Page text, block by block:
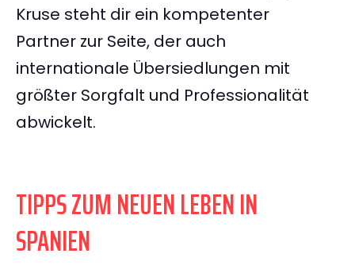
Kruse steht dir ein kompetenter
Partner zur Seite, der auch
internationale Übersiedlungen mit
größter Sorgfalt und Professionalität
abwickelt.
TIPPS ZUM NEUEN LEBEN IN
SPANIEN